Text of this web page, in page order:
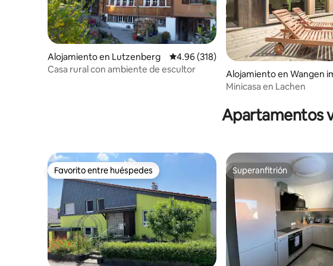
Alojamiento en Lutzenberg Calificación promedio: 4.96 de 5, 318
4.96 (318)
Casa rural con ambiente de escultor
Alojamiento en Wangen
lgäu
Minicasa en Lachen
Apartamentos
Favorito entre huéspedes
Favorito entre huéspedes Superanfitrión
Superanfitrión